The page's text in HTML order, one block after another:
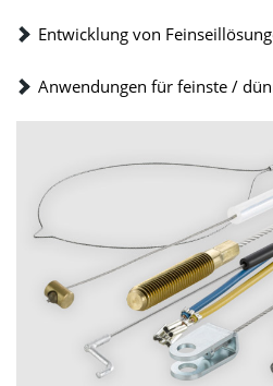
Entwicklung von
Anwendungen für feinste /